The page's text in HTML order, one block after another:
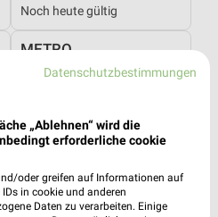
Noch heute gültig
METRO
Datenschutzbestimmungen
„Ablehnen“ wird die
erforderliche cookie
oder greifen auf Informationen auf
in cookie und anderen
Daten zu verarbeiten. Einige